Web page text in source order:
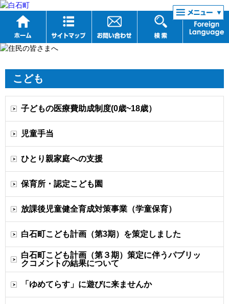
リンク集
こども
子どもの医療費助成制度(0歳~18歳）
児童手当
ひとり親家庭への支援
保育所・認定こども園
放課後児童健全育成対策事業（学童保育）
白石町こども計画（第3期）を策定しました
白石町こども計画（第３期）策定に伴うパブリッ
クコメントの結果について
「ゆめてらす」に遊びに来ませんか